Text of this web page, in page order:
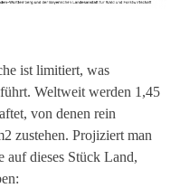
ist limitiert, was
Weltweit werden 1,45
von denen rein
zustehen. Projiziert man
auf dieses Stück Land,